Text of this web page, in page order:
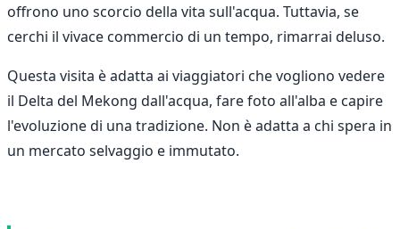
offrono uno scorcio della vita sull'acqua. Tuttavia, se
cerchi il vivace commercio di un tempo, rimarrai deluso.
Questa visita è adatta ai viaggiatori che vogliono vedere
il Delta del Mekong dall'acqua, fare foto all'alba e capire
l'evoluzione di una tradizione. Non è adatta a chi spera in
un mercato selvaggio e immutato.